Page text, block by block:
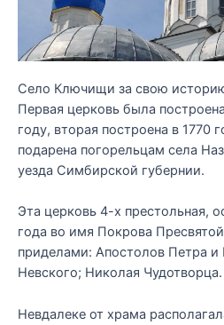
Село Ключищи за свою
Первая церковь была
году, вторая построена в 1770
подарена погорельцам села
уезда Симбирской губернии.
Эта церковь 4-х престольная,
года во имя Покрова
приделами: Апостолов Петра и
Невского; Николая Чудотворца.
Невдалеке от храма